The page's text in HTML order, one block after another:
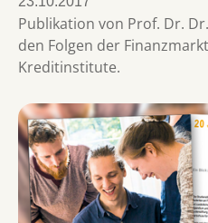
Publikation von Prof. Dr.
den Folgen der
Kreditinstitute.